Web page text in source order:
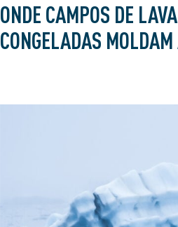
ONDE CAMPOS DE
CONGELADAS